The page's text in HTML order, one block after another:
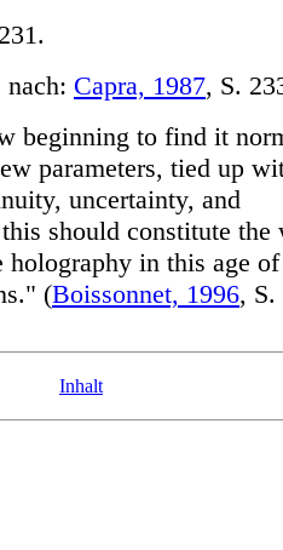
nach: Capra, 1987, S.
beginning to find it
parameters, tied up
uncertainty, and
should constitute the
holography in this age of
(Boissonnet, 1996, S.
Inhalt